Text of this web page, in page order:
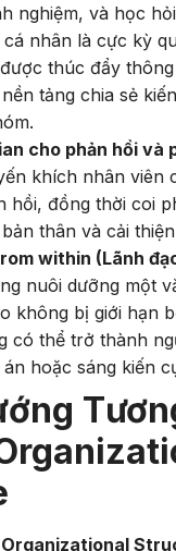
nghiệm, và học
nhân là cực kỳ
thúc đẩy
tảng chia sẻ
cho phản hồi và
khích nhân viên
hồi, đồng thời coi
thân và cải
within (Lãnh
nuôi dưỡng một
không bị giới hạn
có thể trở thành
hoặc sáng kiến